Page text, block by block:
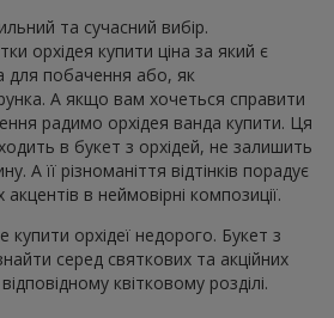
та сучасний вибір.
орхідея купити ціна за який є
для побачення або, як
А якщо вам хочеться справити
радимо орхідея ванда купити. Ця
в букет з орхідей, не залишить
А її різноманіття відтінків порадує
в неймовірні композиції.
орхідеї недорого. Букет з
серед святкових та акційних
квітковому розділі.